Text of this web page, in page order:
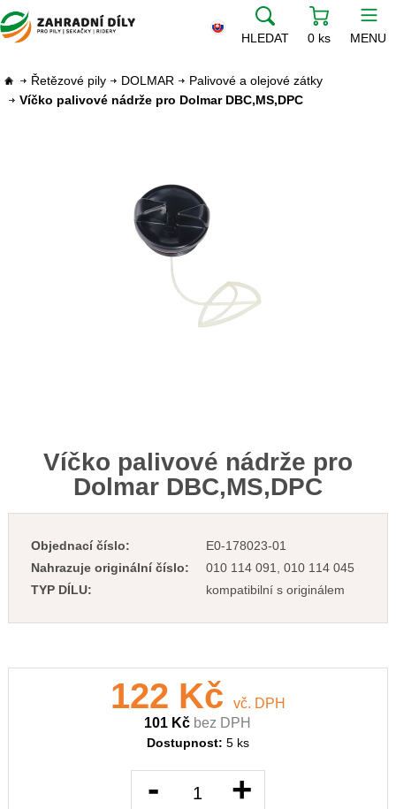
HLEDAT 0 ks MENU
Řetězové pily DOLMAR
Palivové a olejové zátky
Víčko palivové nádrže pro Dolmar DBC,MS,DPC
Víčko palivové nádrže pro
Dolmar DBC,MS,DPC
Objednací číslo:
E0-178023-01
Nahrazuje originální číslo:
010 114 091, 010 114 045
TYP DÍLU:
kompatibilní s originálem
122 Kč
vč. DPH
101 Kč bez DPH
Dostupnost: 5 ks
- +